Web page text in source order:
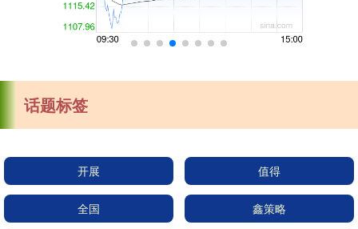
话题标签
开展 值得
全国 鑫策略